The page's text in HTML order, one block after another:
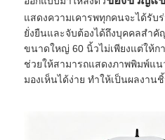
ร่มเดิน
ร่มขนาดกะทัดรัด
แสดงความเคารพทุกคนจะได้รับ
ยั่งยืนและจับต้องได้ถึงบุคคลสำคั
ขนาดใหญ่ 60 นิ้วไม่เพียงแต่ให้ก
ช่วยให้สามารถแสดงภาพพิมพ์แ
มองเห็นได้ง่าย ทำให้เป็นผลงาน